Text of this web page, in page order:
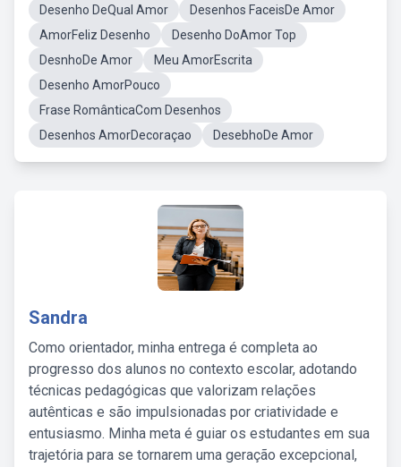
Desenho DeQual Amor
Desenhos FaceisDe Amor
AmorFeliz Desenho
Desenho DoAmor Top
DesnhoDe Amor
Meu AmorEscrita
Desenho AmorPouco
Frase RomânticaCom Desenhos
Desenhos AmorDecoraçao
DesebhoDe Amor
Sandra
Como orientador, minha entrega é completa ao
progresso dos alunos no contexto escolar, adotando
técnicas pedagógicas que valorizam relações
autênticas e são impulsionadas por criatividade e
entusiasmo. Minha meta é guiar os estudantes em sua
trajetória para se tornarem uma geração excepcional,